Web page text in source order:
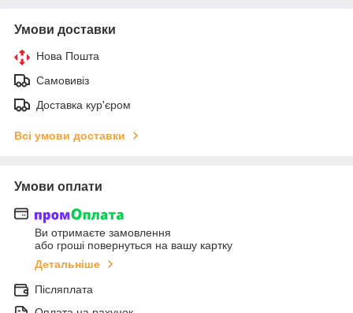
Умови доставки
Нова Пошта
Самовивіз
Доставка кур'єром
Всі умови доставки
Умови оплати
Ви отримаєте замовлення
або гроші повернуться на вашу картку
Детальніше
Післяплата